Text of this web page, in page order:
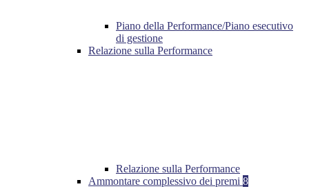
Piano della Performance/Piano esecutivo
di gestione
Relazione sulla Performance
Relazione sulla Performance
Ammontare complessivo dei premi 8